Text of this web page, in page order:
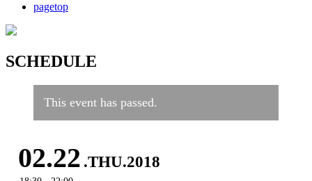
pagetop
SCHEDULE
This event has passed.
02.22 .THU.2018